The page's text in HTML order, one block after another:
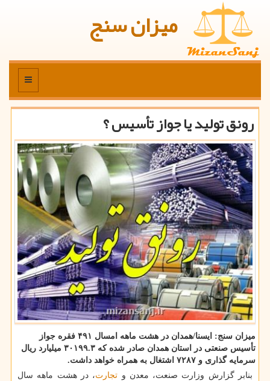
میزان سنج
منو
رونق تولید یا جواز تأسیس ؟
میزان سنج: ایسنا/همدان در هشت ماهه امسال ۴۹۱ فقره جواز
تأسیس صنعتی در استان همدان صادر شده كه ۳۰۱۹۹.۳ میلیارد ریال
سرمایه گذاری و ۷۲۸۷ اشتغال به همراه خواهد داشت.
بنابر گزارش وزارت صنعت، معدن و تجارت، در هشت ماهه سال